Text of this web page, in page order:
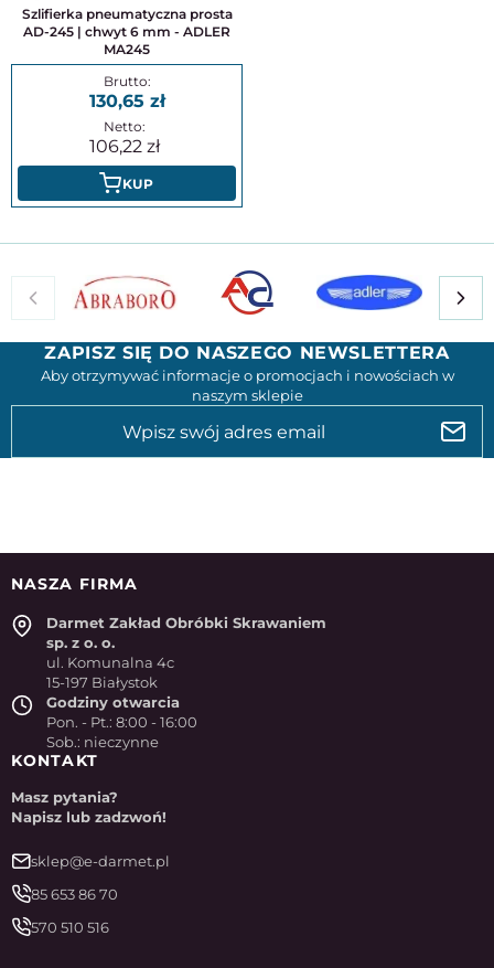
Szlifierka pneumatyczna prosta
AD-245 | chwyt 6 mm - ADLER
MA245
130,65
106,22
KUP
ZAPISZ SIĘ DO NASZEGO NEWSLETTERA
Aby otrzymywać informacje o promocjach i nowościach w
naszym sklepie
NASZA FIRMA
Darmet Zakład Obróbki Skrawaniem
sp. z o. o.
ul. Komunalna 4c
15-197 Białystok
Godziny otwarcia
Pon. - Pt.: 8:00 - 16:00
Sob.: nieczynne
KONTAKT
Masz pytania?
Napisz lub zadzwoń!
sklep@e-darmet.pl
85 653 86 70
570 510 516